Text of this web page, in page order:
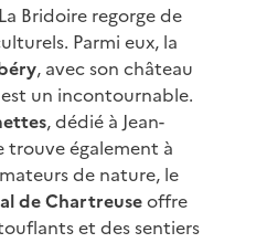
Bridoire regorge de
Parmi eux, la
, avec son château
un incontournable.
, dédié à Jean-
trouve également à
de nature, le
de Chartreuseoffre
et des sentiers